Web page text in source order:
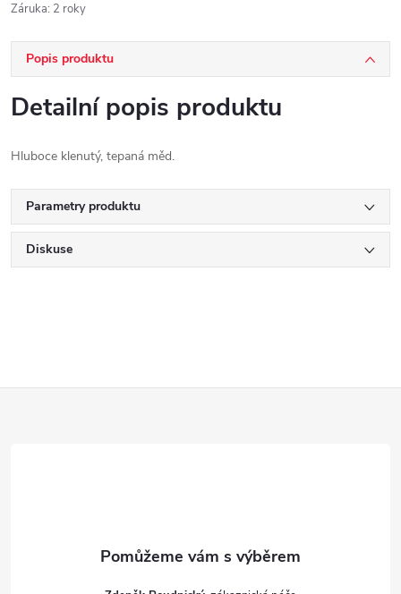
Záruka: 2 roky
Popis produktu
Detailní popis produktu
Hluboce klenutý, tepaná měd.
Parametry produktu
Diskuse